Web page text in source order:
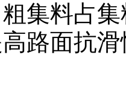
集料占
路面抗